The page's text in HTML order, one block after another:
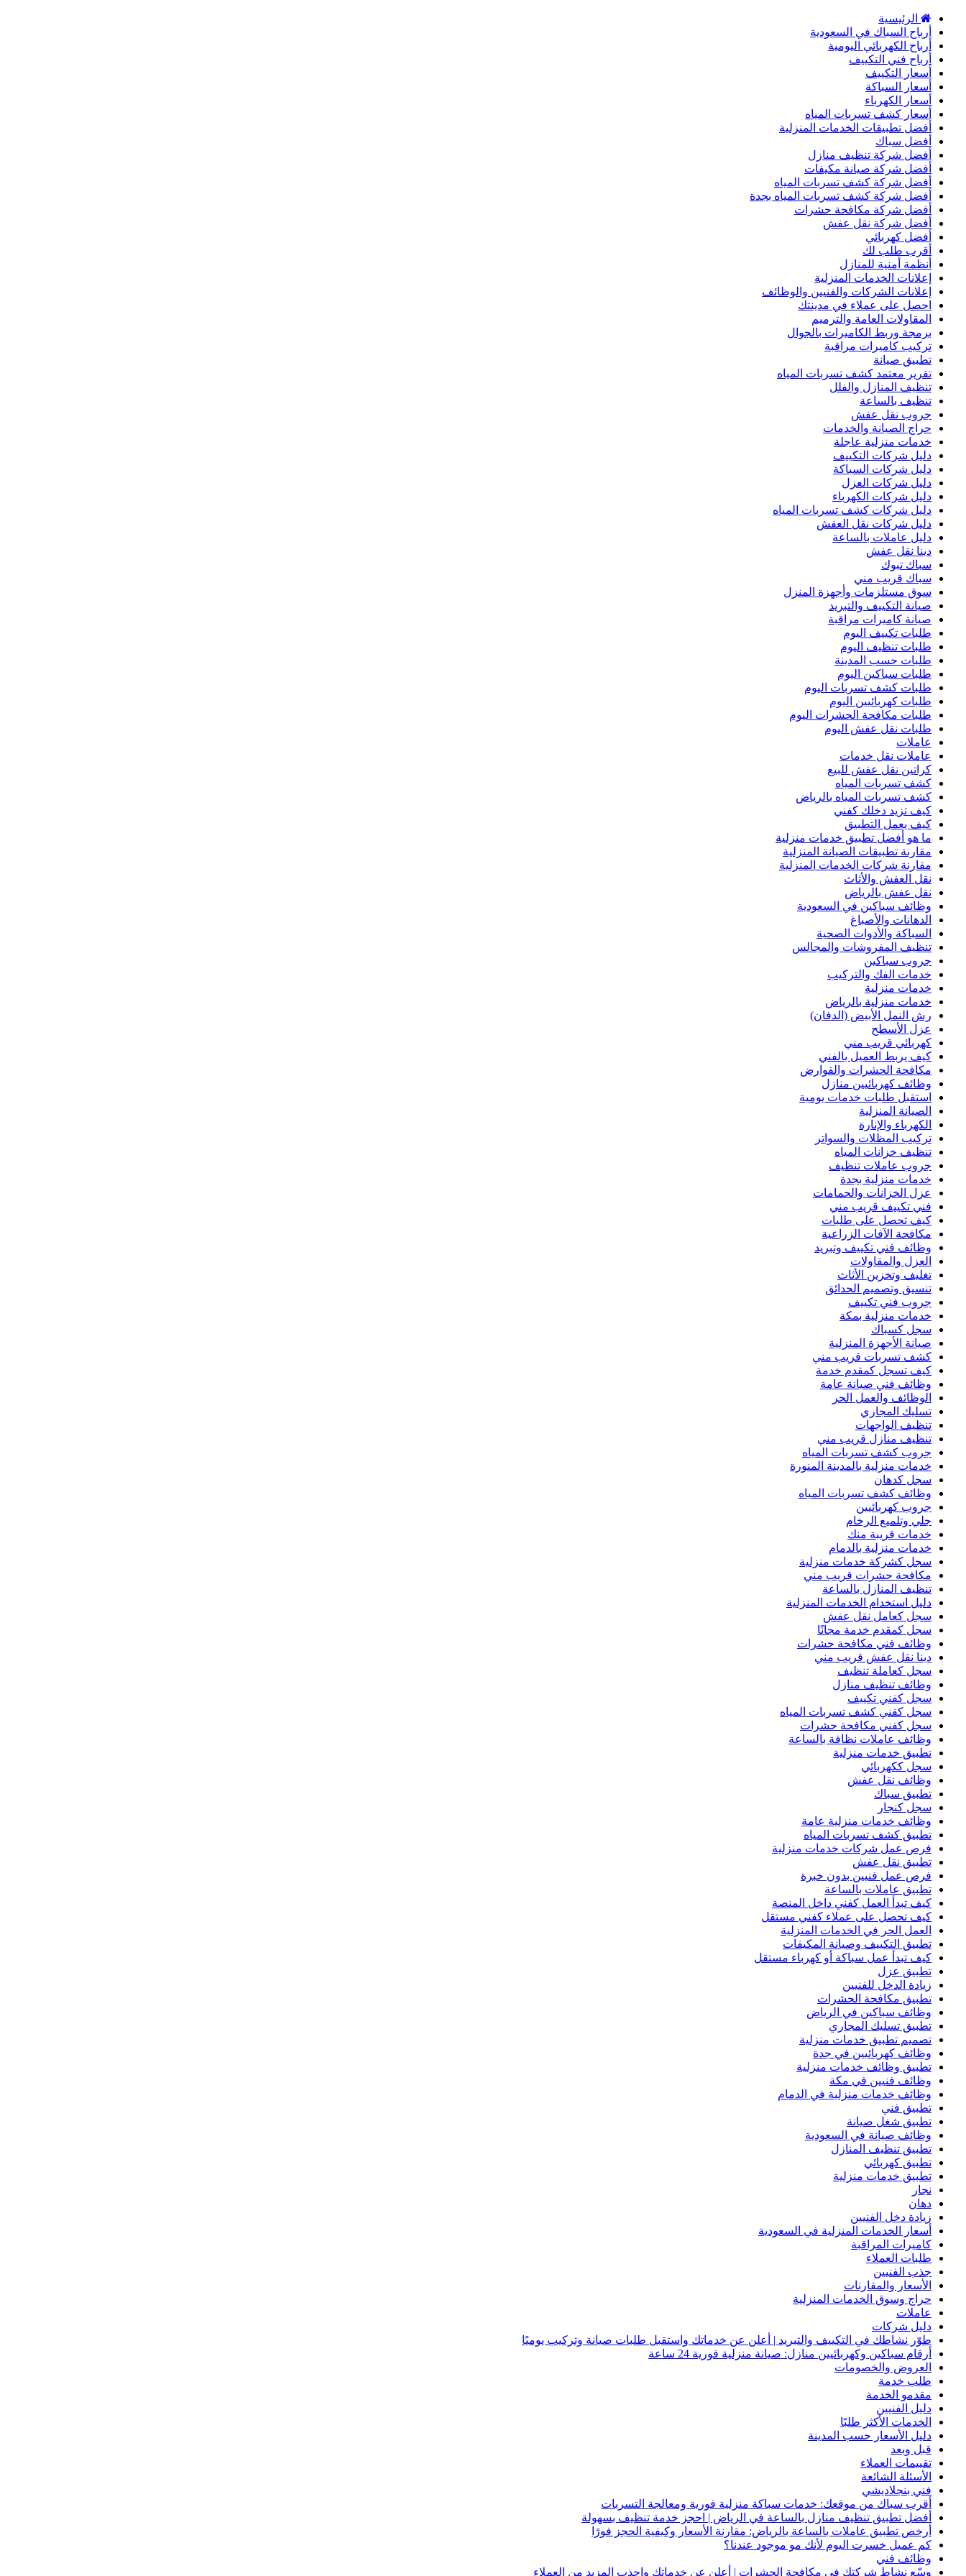
الرئيسية
أرباح السباك في السعودية
أرباح الكهربائي اليومية
أرباح فني التكييف
أسعار التكييف
أسعار السباكة
أسعار الكهرباء
أسعار كشف تسربات المياه
أفضل تطبيقات الخدمات المنزلية
أفضل سباك
أفضل شركة تنظيف منازل
أفضل شركة صيانة مكيفات
أفضل شركة كشف تسربات المياه
أفضل شركة كشف تسربات المياه بجدة
أفضل شركة مكافحة حشرات
أفضل شركة نقل عفش
أفضل كهربائي
أقرب طلب لك
أنظمة أمنية للمنازل
إعلانات الخدمات المنزلية
إعلانات الشركات والفنيين والوظائف
احصل على عملاء في مدينتك
المقاولات العامة والترميم
برمجة وربط الكاميرات بالجوال
تركيب كاميرات مراقبة
تطبيق صيانة
تقرير معتمد كشف تسربات المياه
تنظيف المنازل والفلل
تنظيف بالساعة
جروب نقل عفش
حراج الصيانة والخدمات
خدمات منزلية عاجلة
دليل شركات التكييف
دليل شركات السباكة
دليل شركات العزل
دليل شركات الكهرباء
دليل شركات كشف تسربات المياه
دليل شركات نقل العفش
دليل عاملات بالساعة
دينا نقل عفش
سباك تبوك
سباك قريب مني
سوق مستلزمات وأجهزة المنزل
صيانة التكييف والتبريد
صيانة كاميرات مراقبة
طلبات تكييف اليوم
طلبات تنظيف اليوم
طلبات حسب المدينة
طلبات سباكين اليوم
طلبات كشف تسربات اليوم
طلبات كهربائيين اليوم
طلبات مكافحة الحشرات اليوم
طلبات نقل عفش اليوم
عاملات
عاملات نقل خدمات
كراتين نقل عفش للبيع
كشف تسربات المياه
كشف تسربات المياه بالرياض
كيف تزيد دخلك كفني
كيف يعمل التطبيق
ما هو أفضل تطبيق خدمات منزلية
مقارنة تطبيقات الصيانة المنزلية
مقارنة شركات الخدمات المنزلية
نقل العفش والأثاث
نقل عفش بالرياض
وظائف سباكين في السعودية
الدهانات والأصباغ
السباكة والأدوات الصحية
تنظيف المفروشات والمجالس
جروب سباكين
خدمات الفك والتركيب
خدمات منزلية
خدمات منزلية بالرياض
رش النمل الأبيض (الدفان)
عزل الأسطح
كهربائي قريب مني
كيف يربط العميل بالفني
مكافحة الحشرات والقوارض
وظائف كهربائيين منازل
استقبل طلبات خدمات يومية
الصيانة المنزلية
الكهرباء والإنارة
تركيب المظلات والسواتر
تنظيف خزانات المياه
جروب عاملات تنظيف
خدمات منزلية بجدة
عزل الخزانات والحمامات
فني تكييف قريب مني
كيف تحصل على طلبات
مكافحة الآفات الزراعية
وظائف فني تكييف وتبريد
العزل والمقاولات
تغليف وتخزين الأثاث
تنسيق وتصميم الحدائق
جروب فني تكييف
خدمات منزلية بمكة
سجل كسباك
صيانة الأجهزة المنزلية
كشف تسربات قريب مني
كيف تسجل كمقدم خدمة
وظائف فني صيانة عامة
الوظائف والعمل الحر
تسليك المجاري
تنظيف الواجهات
تنظيف منازل قريب مني
جروب كشف تسربات المياه
خدمات منزلية بالمدينة المنورة
سجل كدهان
وظائف كشف تسربات المياه
جروب كهربائيين
جلي وتلميع الرخام
خدمات قريبة منك
خدمات منزلية بالدمام
سجل كشركة خدمات منزلية
مكافحة حشرات قريب مني
تنظيف المنازل بالساعة
دليل استخدام الخدمات المنزلية
سجل كعامل نقل عفش
سجل كمقدم خدمة مجانًا
وظائف فني مكافحة حشرات
دينا نقل عفش قريب مني
سجل كعاملة تنظيف
وظائف تنظيف منازل
سجل كفني تكييف
سجل كفني كشف تسربات المياه
سجل كفني مكافحة حشرات
وظائف عاملات نظافة بالساعة
تطبيق خدمات منزلية
سجل ككهربائي
وظائف نقل عفش
تطبيق سباك
سجل كنجار
وظائف خدمات منزلية عامة
تطبيق كشف تسربات المياه
فرص عمل شركات خدمات منزلية
تطبيق نقل عفش
فرص عمل فنيين بدون خبرة
تطبيق عاملات بالساعة
كيف تبدأ العمل كفني داخل المنصة
كيف تحصل على عملاء كفني مستقل
العمل الحر في الخدمات المنزلية
تطبيق التكييف وصيانة المكيفات
كيف تبدأ عمل سباكة أو كهرباء مستقل
تطبيق عزل
زيادة الدخل للفنيين
تطبيق مكافحة الحشرات
وظائف سباكين في الرياض
تطبيق تسليك المجاري
تصميم تطبيق خدمات منزلية
وظائف كهربائيين في جدة
تطبيق وظائف خدمات منزلية
وظائف فنيين في مكة
وظائف خدمات منزلية في الدمام
تطبيق فني
تطبيق شغل صيانة
وظائف صيانة في السعودية
تطبيق تنظيف المنازل
تطبيق كهربائي
تطبيق خدمات منزلية
نجار
دهان
زيادة دخل الفنيين
أسعار الخدمات المنزلية في السعودية
كاميرات المراقبة
طلبات العملاء
جذب الفنيين
الأسعار والمقارنات
حراج وسوق الخدمات المنزلية
عاملات
دليل شركات
طوّر نشاطك في التكييف والتبريد | أعلن عن خدماتك واستقبل طلبات صيانة وتركيب يوميًا
أرقام سباكين وكهربائيين منازل: صيانة منزلية فورية 24 ساعة
العروض والخصومات
طلب خدمة
مقدمو الخدمة
دليل الفنيين
الخدمات الأكثر طلبًا
دليل الأسعار حسب المدينة
قبل وبعد
تقييمات العملاء
الأسئلة الشائعة
فني بنجلاديشي
أقرب سباك من موقعك: خدمات سباكة منزلية فورية ومعالجة التسربات
أفضل تطبيق تنظيف منازل بالساعة في الرياض | احجز خدمة تنظيف بسهولة
أرخص تطبيق عاملات بالساعة بالرياض: مقارنة الأسعار وكيفية الحجز فورًا
كم عميل خسرت اليوم لأنك مو موجود عندنا؟
وظائف فني
وسّع نشاط شركتك في مكافحة الحشرات | أعلن عن خدماتك واجذب المزيد من العملاء